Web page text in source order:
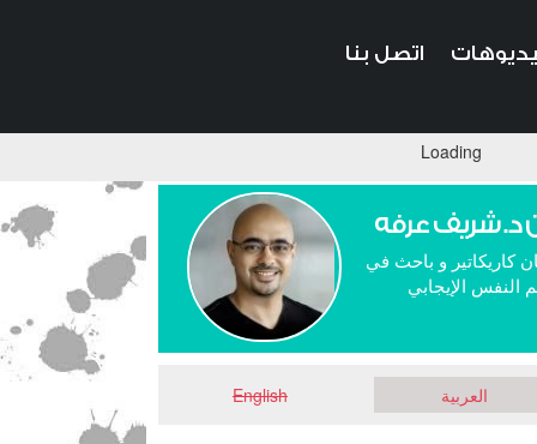
اتصل بنا
Loading
د. شريف عرفه
كاريكاتير و باحث في
النفس الإيجابي
العربية English